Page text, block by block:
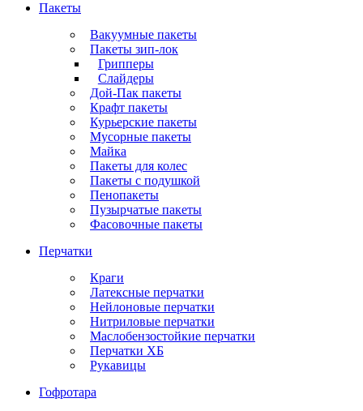
Пакеты
Вакуумные пакеты
Пакеты зип-лок
Грипперы
Слайдеры
Дой-Пак пакеты
Крафт пакеты
Курьерские пакеты
Мусорные пакеты
Майка
Пакеты для колес
Пакеты с подушкой
Пенопакеты
Пузырчатые пакеты
Фасовочные пакеты
Перчатки
Краги
Латексные перчатки
Нейлоновые перчатки
Нитриловые перчатки
Маслобензостойкие перчатки
Перчатки ХБ
Рукавицы
Гофротара